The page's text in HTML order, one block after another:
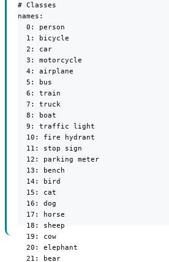
# Classes
names:
  0: person
  1: bicycle
  2: car
  3: motorcycle
  4: airplane
  5: bus
  6: train
  7: truck
  8: boat
  9: traffic light
  10: fire hydrant
  11: stop sign
  12: parking meter
  13: bench
  14: bird
  15: cat
  16: dog
  17: horse
  18: sheep
  19: cow
  20: elephant
  21: bear